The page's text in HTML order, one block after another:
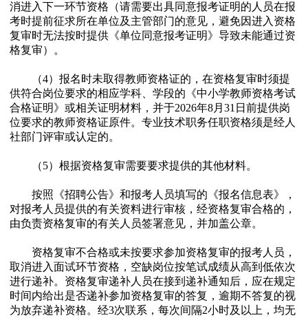
消进入下一环节资格（请需要出具同意报考证明的人员在报
考时提前征求所在单位及主管部门的意见，避免因进入资格
复审时无法按时提供《单位同意报考证明》导致未能通过资
格复审）。
（4）报名时未取得教师资格证的，在资格复审时须提
供符合岗位要求的相应学科、学段的《中小学教师资格考试
合格证明》或相关证明材料，并于2026年8月31日前提供岗
位要求的教师资格证原件。专业技术职务任职资格须是经人
社部门评审或认定的。
（5）根据资格复审需要要求提供的其他材料。
按照《招聘公告》和报考人员填写的《报名信息表》，
对报考人员提供的有关资料进行审核，经资格复审合格的，
由负责资格复审的有关人员签署意见，并加盖公章。
资格复审不合格或未按要求参加资格复审的报考人员，
取消进入面试环节资格，空缺岗位按笔试成绩从高到低依次
进行递补。资格复审递补人员在接到递补通知后，应在规定
时间内给出是否递补参加资格复审的答复，逾期不答复的视
为放弃递补资格。经3次联系，每次间隔2小时及以上，均无